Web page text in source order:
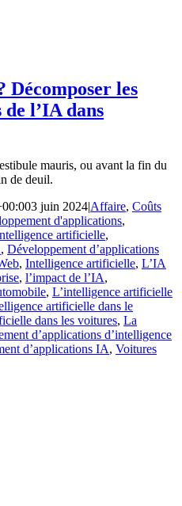
Décomposer les
l’IA dans
mauris, ou avant la fin du
de deuil.
3 juin 2024|Affaire, Coûts
d'applications,
artificielle,
, Développement d’applications
, Intelligence artificielle, L’IA
, l’impact de l’IA,
, L’intelligence artificielle
artificielle dans le
dans les voitures, La
d’applications d’intelligence
d’applications IA, Voitures